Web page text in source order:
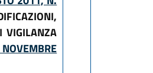
VIGILANZA